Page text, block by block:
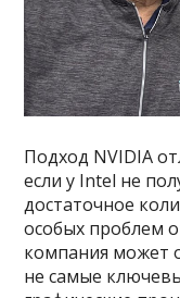
Подход NVIDIA
если у Intel не
достаточное
особых проблем
компания может
не самые